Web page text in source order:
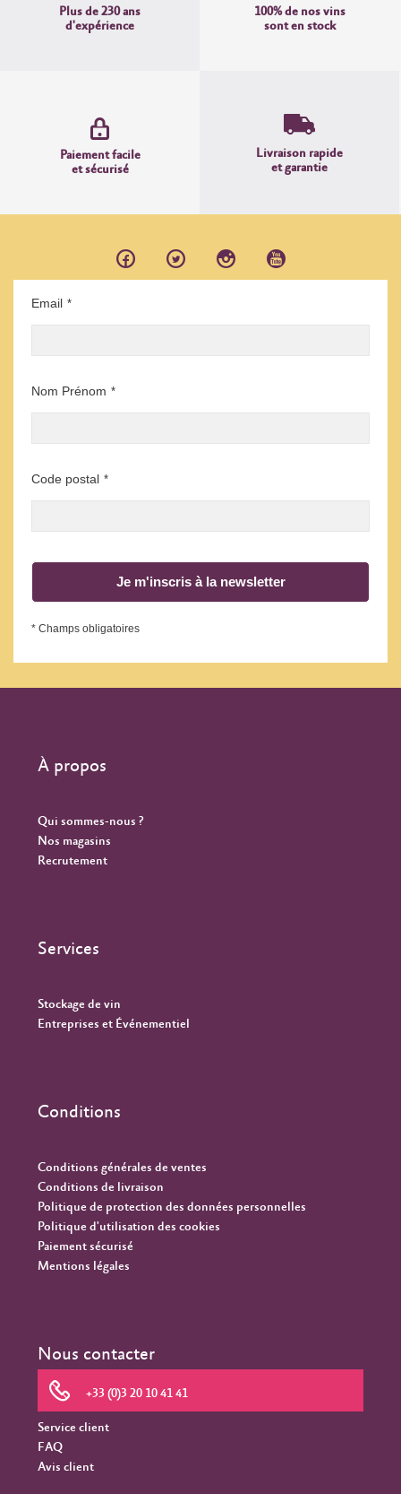
Plus de 230 ans
d'expérience
100% de nos vins
sont en stock
Paiement facile
et sécurisé
Livraison rapide
et garantie
Email *
Nom Prénom *
Code postal *
Je m'inscris à la newsletter
* Champs obligatoires
À propos
Qui sommes-nous ?
Nos magasins
Recrutement
Services
Stockage de vin
Entreprises et Événementiel
Conditions
Conditions générales de ventes
Conditions de livraison
Politique de protection des données personnelles
Politique d'utilisation des cookies
Paiement sécurisé
Mentions légales
Nous contacter
+33 (0)3 20 10 41 41
Service client
FAQ
Avis client